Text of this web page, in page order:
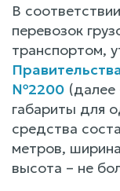
В
перевозок
транспортом,
№2200
габариты для
средства
метров,
высота – не